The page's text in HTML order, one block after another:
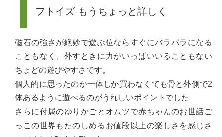
フトイズ もうちょっと詳しく
磁石の強さが絶妙で遊ぶ位ならすぐにバラバラになる
こともなく、外すときに力がいっぱいいることもない
ちょどの遊びやすさです。
個人的に思ったのか一体しか買わなくても骨と外側で2
体あるように遊べるのがうれしいポイントでした
さらに付属のゆりかごとオムツで赤ちゃんのお世話ご
っこの世界もたのしめるお値段以上の楽しさを感じさ